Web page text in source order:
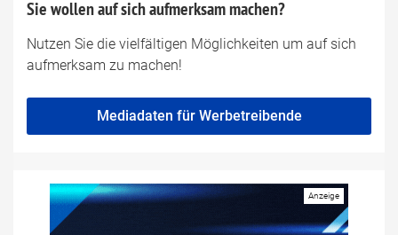
Sie wollen auf sich aufmerksam machen?
Nutzen Sie die vielfältigen Möglichkeiten um auf sich
aufmerksam zu machen!
Mediadaten für Werbetreibende